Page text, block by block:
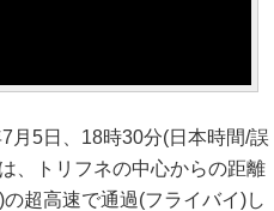
月5日、18時30分(日本時間/誤
、トリフネの中心からの距離
超高速で通過(フライバイ)し